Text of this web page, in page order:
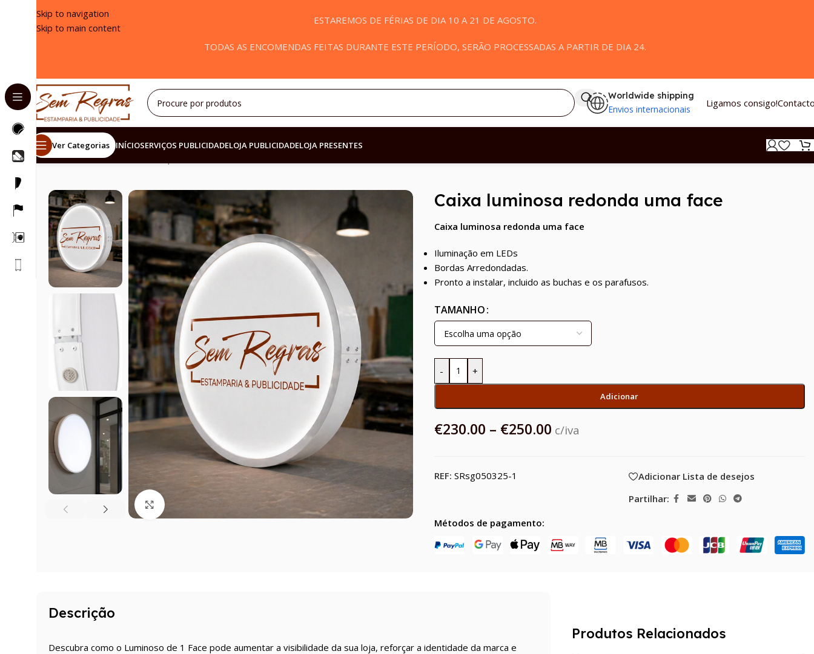
Skip to navigation
Skip to main content
ESTAREMOS DE FÉRIAS DE DIA 10 A 21 DE AGOSTO.
TODAS AS ENCOMENDAS FEITAS DURANTE ESTE PERÍODO, SERÃO PROCESSADAS A PARTIR DE DIA 24.
Worldwide shipping
Envios internacionais Ligamos consigo!
Ver Categorias INÍCIOSERVIÇOS PUBLICIDADELOJA PUBLICIDADELOJA PRESENTES
Início/Placas e Luminosos de publicidade
Caixa luminosa redonda uma face
Caixa luminosa redonda uma face
Iluminação em LEDs
Bordas Arredondadas.
Pronto a instalar, incluido as buchas e os parafusos.
TAMANHO
- +
Adicionar
€230.00 – €250.00 c/iva
REF: SRsg050325-1
Adicionar Lista de desejos
Partilhar:
Métodos de pagamento:
Descrição
Descubra como o Luminoso de 1 Face pode aumentar a visibilidade da sua loja, reforçar a identidade da marca e
Produtos Relacionados